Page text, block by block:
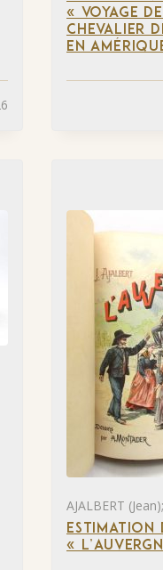
« VOYAGE
CHEVALIER
EN
AJALBERT
ESTIMATION
«